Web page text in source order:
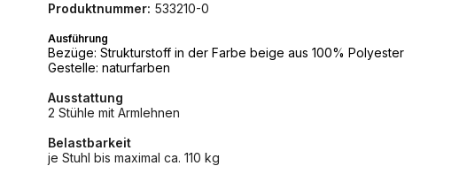
Produktnummer: 533210-0
Ausführung
Bezüge: Strukturstoff in der Farbe beige aus 100% Polyester
Gestelle: naturfarben
Ausstattung
2 Stühle mit Armlehnen
Belastbarkeit
je Stuhl bis maximal ca. 110 kg